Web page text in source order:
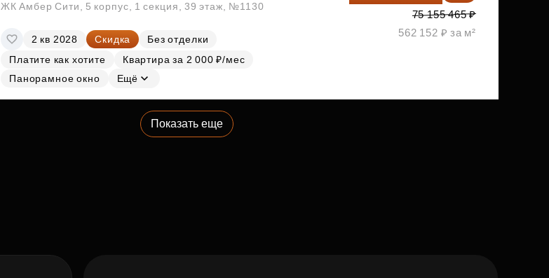
ЖК Амбер Сити, 5 корпус, 1 секция, 39 этаж, №1130
2 кв 2028 Скидка
Без отделки
Платите как хотите
Квартира за 2 000 ₽/мес
Панорамное окно
Ещё
75 155 465 ₽
562 152 ₽ за м²
Показать еще